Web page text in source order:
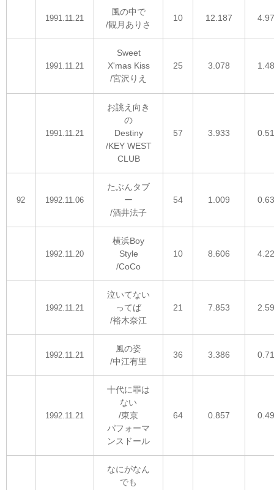
1991.11.21
風の中で
/観月ありさ
10 12.187
1991.11.21
Sweet
X'mas Kiss
/宮沢りえ
25 3.078
1991.11.21
お誂え向き
の
Destiny
/KEY WEST
CLUB
57 3.933
92 1992.11.06
たぶんタブ
ー
/酒井法子
54 1.009
1992.11.20
横浜Boy
Style
/CoCo
10 8.606
1992.11.21
泣いてない
ってば
/裕木奈江
21 7.853
1992.11.21
風の姿
/中江有里
36 3.386
1992.11.21
十代に罪は
ない
/東京
パフォーマ
ンスドール
64 0.857
なにがなん
でも